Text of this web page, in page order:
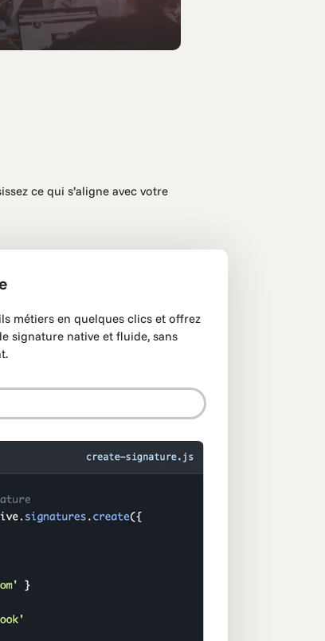
ce qui s’aligne avec votre
métiers en quelques clics et offrez
signature native et fluide, sans